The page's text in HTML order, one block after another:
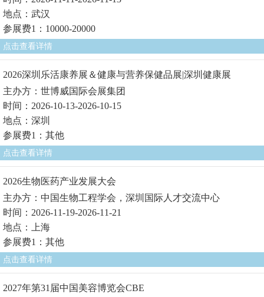
地点：武汉
参展费1：10000-20000
点击查看详情
2026深圳乐活康养展＆健康与营养保健品展|深圳健康展
主办方：世博威国际会展集团
时间：2026-10-13-2026-10-15
地点：深圳
参展费1：其他
点击查看详情
2026生物医药产业发展大会
主办方：中国生物工程学会，深圳国际人才交流中心
时间：2026-11-19-2026-11-21
地点：上海
参展费1：其他
点击查看详情
2027年第31届中国美容博览会CBE